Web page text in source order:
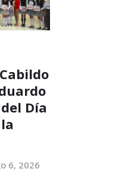
Día
6, 2026